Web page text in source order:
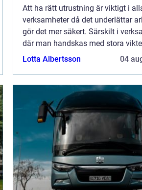
Att ha rätt utrustning är viktigt i
verksamheter då det underlättar
gör det mer säkert. Särskilt i
där man handskas med stora
exempelvis inom bygg-, verkstad-,
Lotta Albertsson 04